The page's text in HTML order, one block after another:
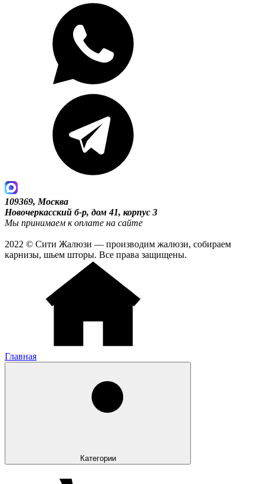
109369, Москва
Новочеркасский б-р, дом 41, корпус 3
Мы принимаем к оплате на сайте
2022 © Сити Жалюзи — производим жалюзи, собираем
карнизы, шьем шторы. Все права защищены.
Главная
Категории